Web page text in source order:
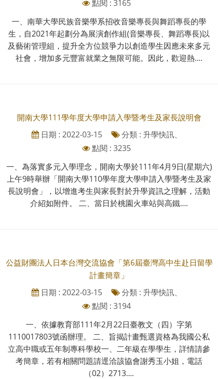
點閱 : 3165
一、南華大學民族音樂學系招收音樂專長與舞蹈專長的學
生，自2021年起劃分為展演創作組(音樂專長、舞蹈專長)以
及藝術管理組，提升全方位競爭力以創造學生因應未來多元
社會，增加多元豐富就業之無限可能。因此，歡迎熱....
開南大學111學年度大學申請入學暨考生及家長說明會
日期 : 2022-03-15
分類 : 升學快訊、
點閱 : 3235
一、為落實多元入學理念，開南大學於111年4月9日(星期六)
上午9時舉辦「開南大學110學年度大學申請入學暨考生及家
長說明會」，以增進考生與家長對於升學資訊之理解，活動
介紹如附件。 二、當日於桃園火車站與高鐵....
公益財團法人日本台灣交流協會「第6屆臺灣高中生赴日留學
計畫簡章」
日期 : 2022-03-15
分類 : 升學快訊、
點閱 : 3194
一、依據教育部111年2月22日臺教文（四）字第
1110017803號函辦理。 二、旨揭計畫甄選資格為我國公私
立高中職或五年制專科學校一、二年級在學學生，詳情請參
考簡章，若有相關問題請逕洽該協會謝秀玉小姐，電話
（02）2713....